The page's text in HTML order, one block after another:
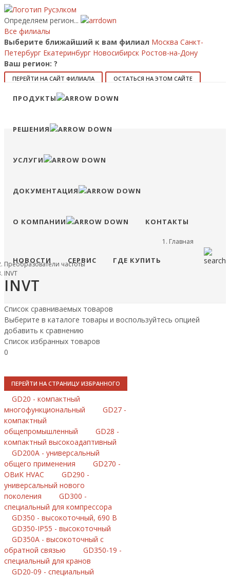
Определяем регион...
Все филиалы
Выберите ближайший к вам филиал Москва Санкт-
Петербург Екатеринбург Новосибирск Ростов-на-Дону
Ваш регион: ?
ПЕРЕЙТИ НА САЙТ ФИЛИАЛА ОСТАТЬСЯ НА ЭТОМ САЙТЕ
Сравнение
ПРОДУКТЫ
РЕШЕНИЯ
УСЛУГИ
ДОКУМЕНТАЦИЯ
О КОМПАНИИ КОНТАКТЫ
НОВОСТИ СЕРВИС ГДЕ КУПИТЬ
Главная
Преобразователи частоты
INVT
INVT
Список сравниваемых товаров
Выберите в каталоге товары и воспользуйтесь опцией
добавить к сравнению
Список избранных товаров
0
ПЕРЕЙТИ НА СТРАНИЦУ ИЗБРАННОГО
GD20 - компактный
многофункциональный
GD27 -
компактный
общепромышленный
GD28 -
компактный высокоадаптивный
GD200A - универсальный
общего применения
GD270 -
ОВиК HVAC
GD290 -
универсальный нового
поколения
GD300 -
специальный для компрессора
GD350 - высокоточный, 690 В
GD350-IP55 - высокоточный
GD350A - высокоточный с
обратной связью
GD350-19 -
специальный для кранов
GD20-09 - специальный